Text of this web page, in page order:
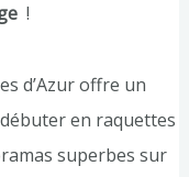
!
d’Azur offre un
en raquettes
superbes sur